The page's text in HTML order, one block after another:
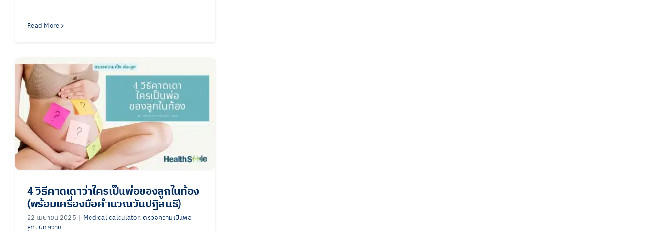
Read More
4 วิธีคาดเดาว่าใครเป็นพ่อของลูกในท้อง
(พร้อมเครื่องมือคำนวณวันปฏิสนธิ)
22 เมษายน 2025 | Medical calculator,ตรวจความเป็นพ่อ-
ลูก, บทความ